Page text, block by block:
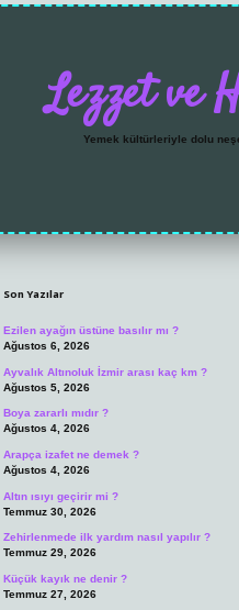
Lezzet ve
Yemek kültürleriyle dolu
Sidebar
Son Yazılar
Ezilen ayağın üstüne basılır mı ?
Ağustos 6, 2026
Ayvalık Altınoluk İzmir arası kaç km ?
Ağustos 5, 2026
Boya zararlı mıdır ?
Ağustos 4, 2026
Arapça izafet ne demek ?
Ağustos 4, 2026
Altın ısıyı geçirir mi ?
Temmuz 30, 2026
Zehirlenmede ilk yardım nasıl yapılır ?
Temmuz 29, 2026
Küçük kayık ne denir ?
Temmuz 27, 2026